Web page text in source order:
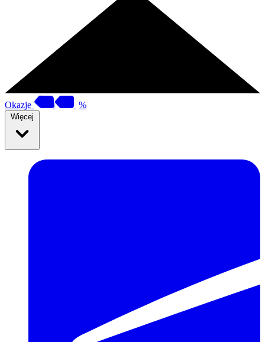
Okazje %
Więcej